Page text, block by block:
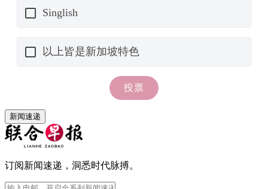
新闻速递
订阅新闻速递，洞悉时代脉搏。